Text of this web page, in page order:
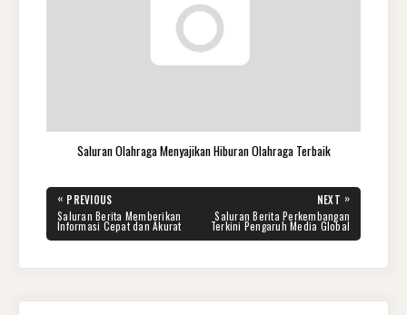
Saluran Olahraga Menyajikan Hiburan Olahraga Terbaik
Navigasi
pos
« PREVIOUS
PREVIOUS
POST:
Saluran Berita Memberikan
Informasi Cepat dan Akurat
NEXT »
NEXT
POST:
Saluran Berita Perkembangan
Terkini Pengaruh Media Global